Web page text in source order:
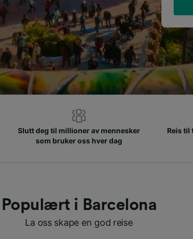
Slutt deg til millioner av mennesker
som bruker oss hver dag
Reis til
Populært i Barcelona
La oss skape en god reise